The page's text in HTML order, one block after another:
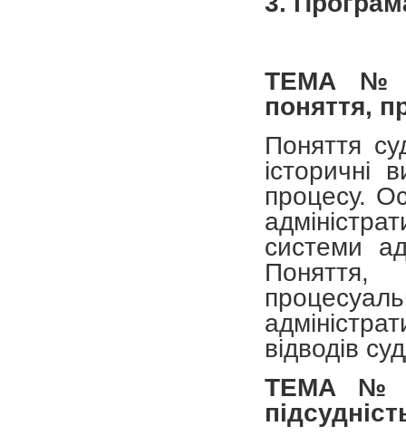
ТЕМА
поняття,
Поняття
історичні
процесу.
системи
Поняття,
відводів
ТЕМА №